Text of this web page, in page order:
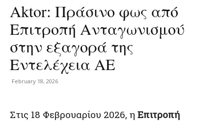
Aktor: Πράσινο φως από
Επιτροπή Ανταγωνισμού
στην εξαγορά της
Εντελέχεια ΑΕ
February 18, 2026
Στις 18 Φεβρουαρίου 2026, η Επιτροπή